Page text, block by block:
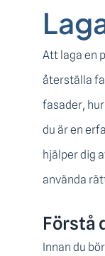
Att laga en
återställa
fasader,
du är en
hjälper dig
använda
Förstå
Innan du